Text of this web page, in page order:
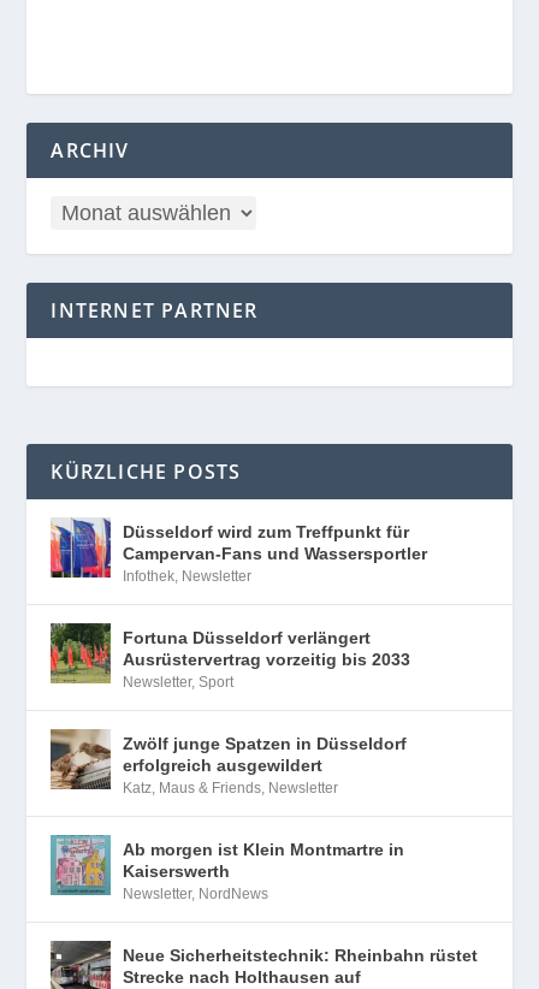
ARCHIV
INTERNET PARTNER
KÜRZLICHE POSTS
Düsseldorf wird zum Treffpunkt für
Campervan-Fans und Wassersportler
Infothek, Newsletter
Fortuna Düsseldorf verlängert
Ausrüstervertrag vorzeitig bis 2033
Newsletter,Sport
Zwölf junge Spatzen in Düsseldorf
erfolgreich ausgewildert
Katz, Maus & Friends, Newsletter
Ab morgen ist Klein Montmartre in
Kaiserswerth
Newsletter, NordNews
Neue Sicherheitstechnik: Rheinbahn rüstet
Strecke nach Holthausen auf